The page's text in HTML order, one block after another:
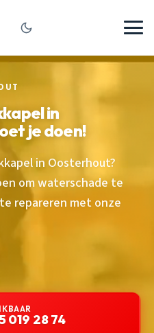
in
je doen!
in Oosterhout?
om waterschade te
repareren met onze
019 28 74